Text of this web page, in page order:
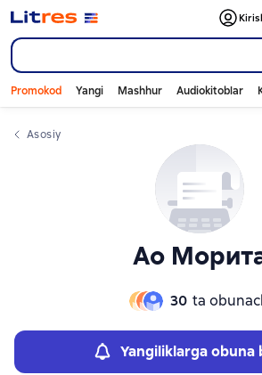
Promokod Yangi Mashhur Audiokitoblar
Asosiy
Ао
30 ta
Yangiliklarga obuna
Слайдер с книгами
Слайдер с книгами